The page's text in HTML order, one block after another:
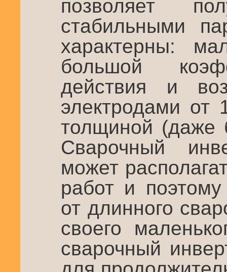
позволяет
стабильными
характерны:
большой
действия и
электродами
толщиной (даже
Сварочный
может
работ и поэтому
от длинного
своего
сварочный